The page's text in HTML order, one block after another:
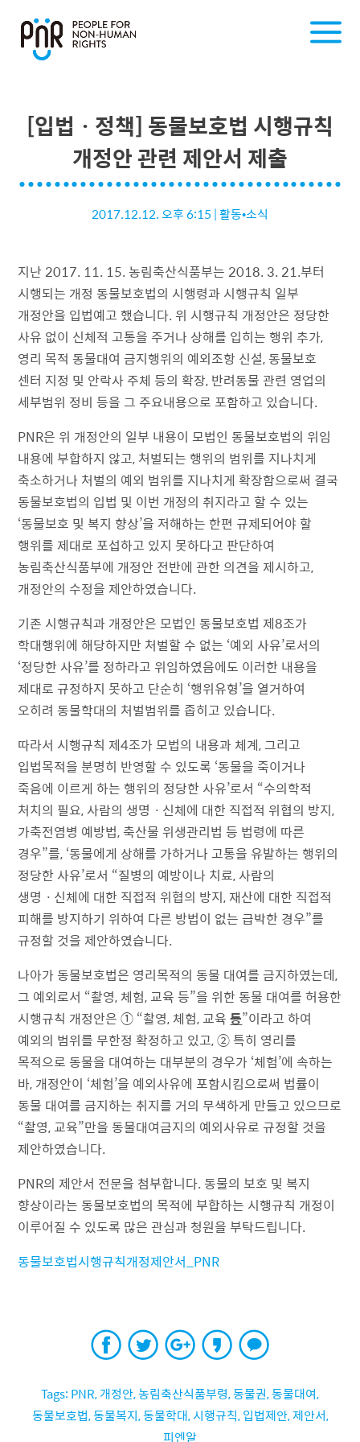
[입법ㆍ정책] 동물보호법 시행규칙
개정안 관련 제안서 제출
2017.12.12. 오후 6:15 |활동•소식
지난 2017. 11. 15. 농림축산식품부는 2018. 3. 21.부터
시행되는 개정 동물보호법의 시행령과 시행규칙 일부
개정안을 입법예고 했습니다. 위 시행규칙 개정안은 정당한
사유 없이 신체적 고통을 주거나 상해를 입히는 행위 추가,
영리 목적 동물대여 금지행위의 예외조항 신설, 동물보호
센터 지정 및 안락사 주체 등의 확장, 반려동물 관련 영업의
세부범위 정비 등을 그 주요내용으로 포함하고 있습니다.
PNR은 위 개정안의 일부 내용이 모법인 동물보호법의 위임
내용에 부합하지 않고, 처벌되는 행위의 범위를 지나치게
축소하거나 처벌의 예외 범위를 지나치게 확장함으로써 결국
동물보호법의 입법 및 이번 개정의 취지라고 할 수 있는
‘동물보호 및 복지 향상’을 저해하는 한편 규제되어야 할
행위를 제대로 포섭하고 있지 못하다고 판단하여
농림축산식품부에 개정안 전반에 관한 의견을 제시하고,
개정안의 수정을 제안하였습니다.
기존 시행규칙과 개정안은 모법인 동물보호법 제8조가
학대행위에 해당하지만 처벌할 수 없는 ‘예외 사유’로서의
‘정당한 사유’를 정하라고 위임하였음에도 이러한 내용을
제대로 규정하지 못하고 단순히 ‘행위유형’을 열거하여
오히려 동물학대의 처벌범위를 좁히고 있습니다.
따라서 시행규칙 제4조가 모법의 내용과 체계, 그리고
입법목적을 분명히 반영할 수 있도록 ‘동물을 죽이거나
죽음에 이르게 하는 행위의 정당한 사유’로서 “수의학적
처치의 필요, 사람의 생명ㆍ신체에 대한 직접적 위협의 방지,
가축전염병 예방법, 축산물 위생관리법 등 법령에 따른
경우”를, ‘동물에게 상해를 가하거나 고통을 유발하는 행위의
정당한 사유’로서 “질병의 예방이나 치료, 사람의
생명ㆍ신체에 대한 직접적 위협의 방지, 재산에 대한 직접적
피해를 방지하기 위하여 다른 방법이 없는 급박한 경우”를
규정할 것을 제안하였습니다.
나아가 동물보호법은 영리목적의 동물 대여를 금지하였는데,
그 예외로서 “촬영, 체험, 교육 등”을 위한 동물 대여를 허용한
시행규칙 개정안은 ① “촬영, 체험, 교육등”이라고 하여
예외의 범위를 무한정 확정하고 있고, ② 특히 영리를
목적으로 동물을 대여하는 대부분의 경우가 ‘체험’에 속하는
바, 개정안이 ‘체험’을 예외사유에 포함시킴으로써 법률이
동물 대여를 금지하는 취지를 거의 무색하게 만들고 있으므로
“촬영, 교육”만을 동물대여금지의 예외사유로 규정할 것을
제안하였습니다.
PNR의 제안서 전문을 첨부합니다. 동물의 보호 및 복지
향상이라는 동물보호법의 목적에 부합하는 시행규칙 개정이
이루어질 수 있도록 많은 관심과 청원을 부탁드립니다.
동물보호법시행규칙개정제안서_PNR
PNR,개정안,농림축산식품부령,동물권,동물대여,
동물보호법,동물복지,동물학대,시행규칙,입법제안,제안서,
피엔알